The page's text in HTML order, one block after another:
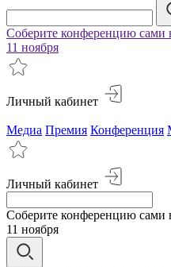
Соберите конференцию сами
11 ноября
Личный кабинет
Медиа Премия Конференция
Личный кабинет
Соберите конференцию сами
11 ноября